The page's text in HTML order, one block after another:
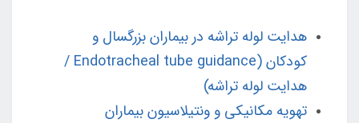
هدایت لوله تراشه در بیماران بزرگسال و
کودکان (Endotracheal tube guidance /
هدایت لوله تراشه)
تهویه مکانیکی و ونتیلاسیون بیماران